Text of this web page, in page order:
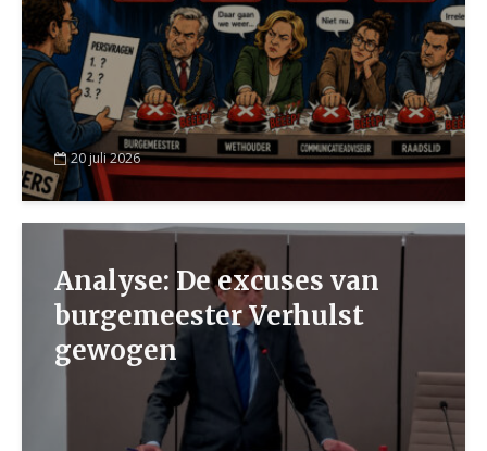
20 juli 2026
Analyse: De excuses van
burgemeester Verhulst
gewogen